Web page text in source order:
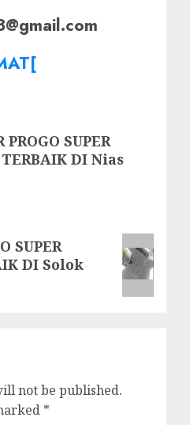
PROGO SUPER
DI Nias
SUPER
DI Solok
not be published.
*